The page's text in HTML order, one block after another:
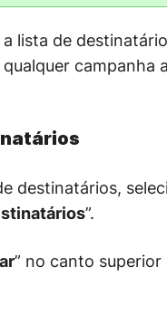
lista de
campanha
destinatários,
”.
” no canto superior